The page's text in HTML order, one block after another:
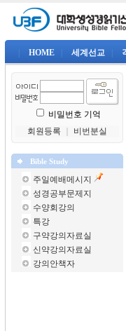
HOME 세계선교
비밀번호 기억
회원등록
비번분실
Bible Study
주일예배메시지
성경공부문제지
수양회강의
특강
구약강의자료실
신약강의자료실
강의안책자